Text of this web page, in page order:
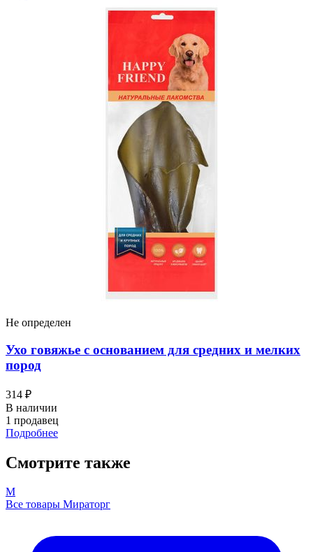
Не определен
Ухо говяжье с основанием для средних и мелких
пород
314 ₽
В наличии
1 продавец
Подробнее
Смотрите также
М
Все товары Мираторг